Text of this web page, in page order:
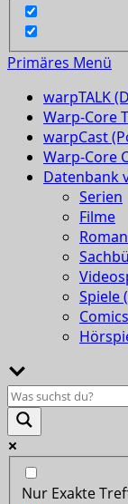
Primäres Menü
warpTALK
Warp-Core
warpCast
Warp-Core
Datenbank
Serien
Filme
Spiele
Comics
Nur Exakte